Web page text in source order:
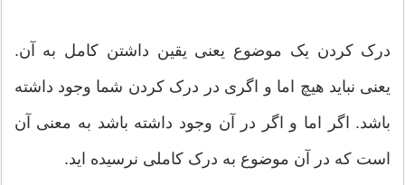
درک کردن یک موضوع یعنی یقین داشتن کامل به آن.
یعنی نباید هیچ اما و اگری در درک کردن شما وجود داشته
باشد. اگر اما و اگر در آن وجود داشته باشد به معنی آن
است که در آن موضوع به درک کاملی نرسیده اید.